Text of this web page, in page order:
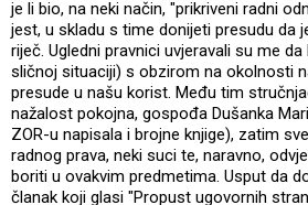
je li bio, na neki način, "prikriveni radni
jest, u skladu s time donijeti presudu da
riječ. Ugledni pravnici uvjeravali su me
sličnoj situaciji) s obzirom na okolnosti
presude u našu korist. Među tim
nažalost pokojna, gospođa Dušanka
ZOR-u napisala i brojne knjige), zatim
radnog prava, neki suci te, naravno,
boriti u ovakvim predmetima. Usput da
članak koji glasi "Propust ugovornih